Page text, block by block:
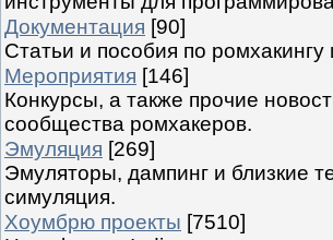
Документация [90]
Статьи и пособия по ромхакингу
Мероприятия [146]
Конкурсы, а также прочие
сообщества ромхакеров.
Эмуляция [269]
Эмуляторы, дампинг и близкие
симуляция.
Хоумбрю проекты [7510]